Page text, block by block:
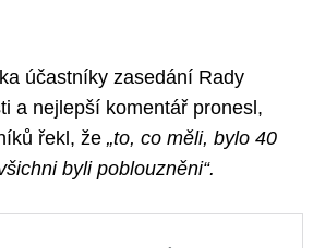
účastníky zasedání Rady
a nejlepší komentář pronesl,
řekl, že „to, co měli, bylo 40
byli poblouzněni“.